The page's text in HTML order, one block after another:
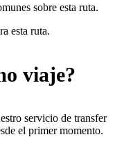
sobre esta ruta.
esta ruta.
viaje?
servicio de transfer
el primer momento.